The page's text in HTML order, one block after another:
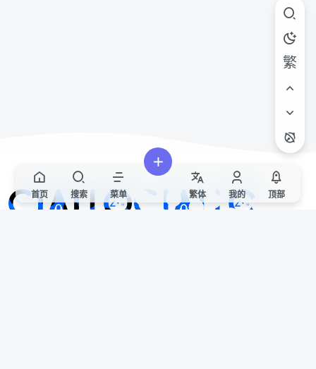
繁
首页 搜索 菜单 繁体 我的 顶部